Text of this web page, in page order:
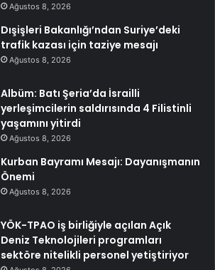
Ağustos 8, 2026
Dışişleri Bakanlığı’ndan Suriye’deki
trafik kazası için taziye mesajı
Ağustos 8, 2026
Albüm: Batı Şeria’da İsrailli
yerleşimcilerin saldırısında 4 Filistinli
yaşamını yitirdi
Ağustos 8, 2026
Kurban Bayramı Mesajı: Dayanışmanın
Önemi
Ağustos 8, 2026
YÖK-TPAO iş birliğiyle açılan Açık
Deniz Teknolojileri programları
sektöre nitelikli personel yetiştiriyor